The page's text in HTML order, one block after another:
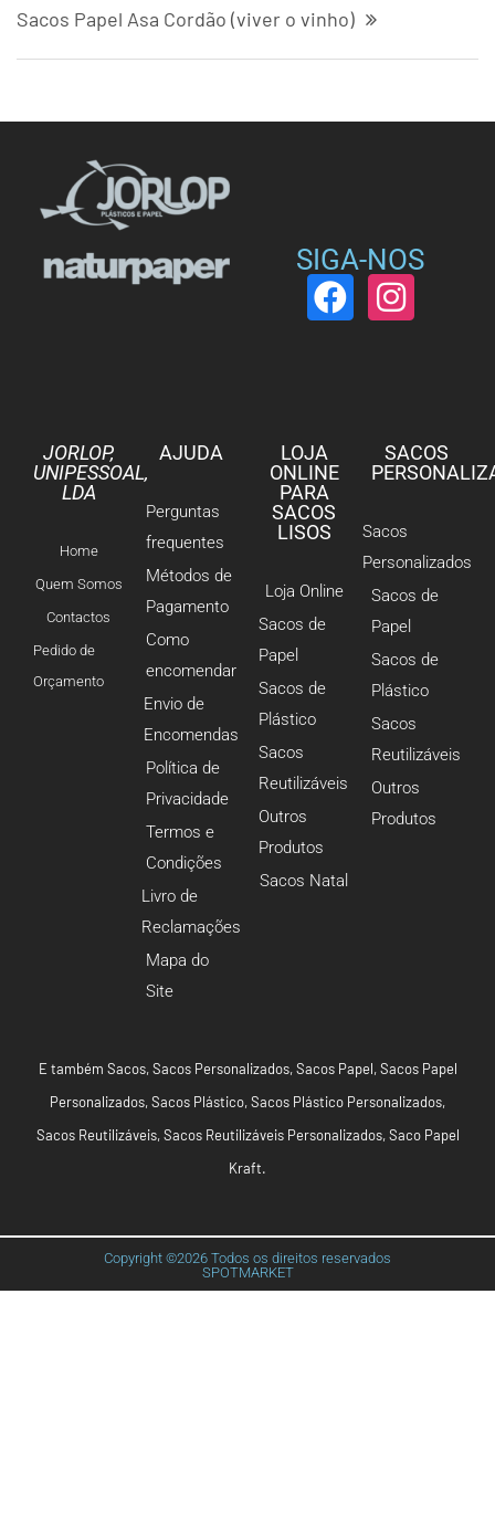
Sacos Papel Asa Cordão (viver o vinho)
SIGA-NOS
JORLOP,
UNIPESSOAL,
LDA
Home
Quem Somos
Contactos
Pedido de
Orçamento
AJUDA
Perguntas
frequentes
Métodos de
Pagamento
Como
encomendar
Envio de
Encomendas
Política de
Privacidade
Termos e
Condições
Livro de
Reclamações
Mapa do
Site
LOJA
ONLINE
PARA
SACOS
LISOS
Loja Online
Sacos de
Papel
Sacos de
Plástico
Sacos
Reutilizáveis
Outros
Produtos
Sacos Natal
SACOS
Sacos
Personalizados
Sacos de
Papel
Sacos de
Plástico
Sacos
Reutilizáveis
Outros
Produtos
E também Sacos,Sacos Personalizados,Sacos Papel,Sacos Papel
Personalizados,Sacos Plástico,Sacos Plástico Personalizados,
Sacos Reutilizáveis,Sacos Reutilizáveis Personalizados,Saco Papel
Kraft.
Copyright ©2026 Todos os direitos reservados
SPOTMARKET